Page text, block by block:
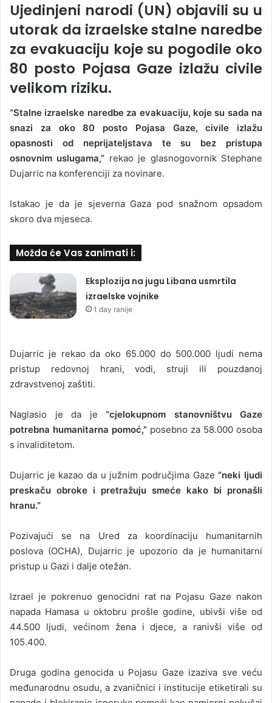
Ujedinjeni narodi (UN) objavili su u
utorak da izraelske stalne naredbe
za evakuaciju koje su pogodile oko
80 posto Pojasa Gaze izlažu civile
velikom riziku.
“Stalne izraelske naredbe za evakuaciju, koje su sada na
snazi ​​za oko 80 posto Pojasa Gaze, civile izlažu
opasnosti od neprijateljstava te su bez pristupa
osnovnim uslugama,” rekao je glasnogovornik Stephane
Dujarric na konferenciji za novinare.
Istakao je da je sjeverna Gaza pod snažnom opsadom
skoro dva mjeseca.
Možda će Vas zanimati i:
Eksplozija na jugu Libana usmrtila
izraelske vojnike
1 day ranije
Dujarric je rekao da oko 65.000 do 500.000 ljudi nema
pristup redovnoj hrani, vodi, struji ili pouzdanoj
zdravstvenoj zaštiti.
Naglasio je da je “cjelokupnom stanovništvu Gaze
potrebna humanitarna pomoć,” posebno za 58.000 osoba
s invaliditetom.
Dujarric je kazao da u južnim područjima Gaze “neki ljudi
preskaču obroke i pretražuju smeće kako bi pronašli
hranu.”
Pozivajući se na Ured za koordinaciju humanitarnih
poslova (OCHA), Dujarric je upozorio da je humanitarni
pristup u Gazi i dalje otežan.
Izrael je pokrenuo genocidni rat na Pojasu Gaze nakon
napada Hamasa u oktobru prošle godine, ubivši više od
44.500 ljudi, većinom žena i djece, a ranivši više od
105.400.
Druga godina genocida u Pojasu Gaze izaziva sve veću
međunarodnu osudu, a zvaničnici i institucije etiketirali su